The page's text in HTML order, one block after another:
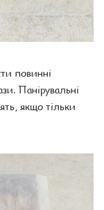
повинні
Панірувальні
якщо тільки